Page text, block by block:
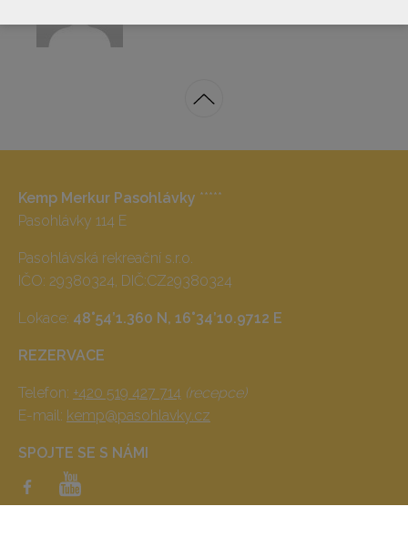
Kemp Merkur Pasohlávky *****
Pasohlávky 114 E
Pasohlávská rekreační s.r.o.
IČO: 29380324, DIČ:CZ29380324
Lokace: 48°54’1.360 N, 16°34’10.9712 E
REZERVACE
Telefon: +420 519 427 714 (recepce)
E-mail: kemp@pasohlavky.cz
SPOJTE SE S NÁMI